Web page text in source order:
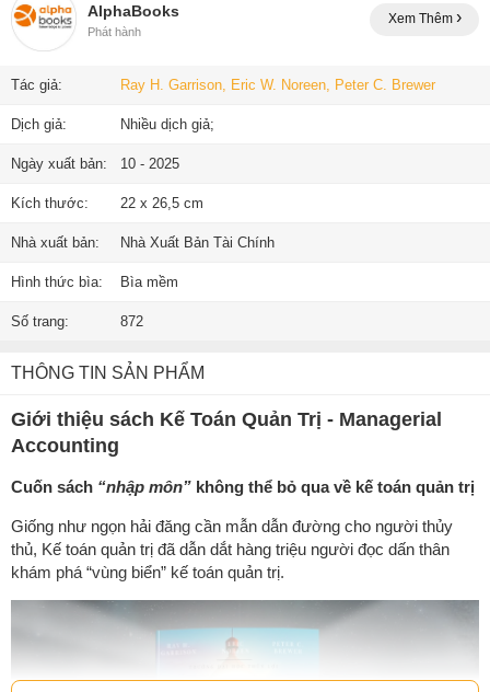
AlphaBooks
Phát hành
Xem Thêm
Tác giả: Ray H. Garrison, Eric W. Noreen, Peter C. Brewer
Dịch giả: Nhiều dịch giả;
Ngày xuất bản: 10 - 2025
Kích thước: 22 x 26,5 cm
Nhà xuất bản: Nhà Xuất Bản Tài Chính
Hình thức bìa: Bìa mềm
Số trang: 872
THÔNG TIN SẢN PHẨM
Giới thiệu sách Kế Toán Quản Trị - Managerial
Accounting
Cuốn sách “nhập môn” không thể bỏ qua về kế toán quản trị
Giống như ngọn hải đăng cần mẫn dẫn đường cho người thủy
thủ, Kế toán quản trị đã dẫn dắt hàng triệu người đọc dấn thân
khám phá “vùng biển” kế toán quản trị.